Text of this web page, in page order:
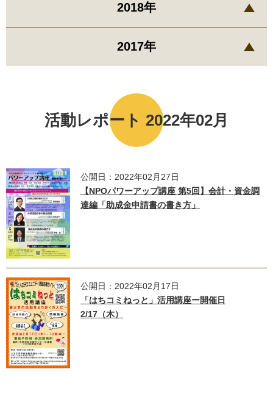
活動レポート 2022年02月
公開日：2022年02月27日
【NPOパワーアップ講座 第5回】会計・資金調
達編「助成金申請書の書き方」
公開日：2022年02月17日
「はちコミねっと」活用講座ー開催日
2/17（木）
2018年
2017年